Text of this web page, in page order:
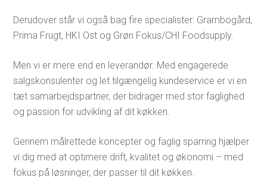
Derudover står vi også bag fire specialister: Grambogård,
Prima Frugt, HKI Ost og Grøn Fokus/CHI Foodsupply.
Men vi er mere end en leverandør. Med engagerede
salgskonsulenter og let tilgængelig kundeservice er vi en
tæt samarbejdspartner, der bidrager med stor faglighed
og passion for udvikling af dit køkken.
Gennem målrettede koncepter og faglig sparring hjælper
vi dig med at optimere drift, kvalitet og økonomi – med
fokus på løsninger, der passer til dit køkken.